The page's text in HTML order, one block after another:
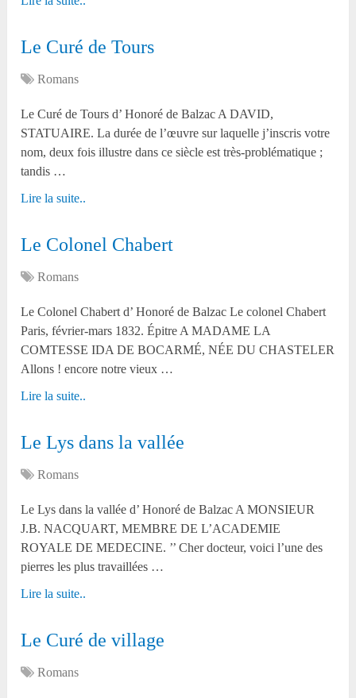
Le Curé de Tours
Romans
Le Curé de Tours d’ Honoré de Balzac A DAVID,
STATUAIRE. La durée de l’œuvre sur laquelle j’inscris votre
nom, deux fois illustre dans ce siècle est très-problématique ;
tandis …
Lire la suite..
Le Colonel Chabert
Romans
Le Colonel Chabert d’ Honoré de Balzac Le colonel Chabert
Paris, février-mars 1832. Épitre A MADAME LA
COMTESSE IDA DE BOCARMÉ, NÉE DU CHASTELER
Allons ! encore notre vieux …
Lire la suite..
Le Lys dans la vallée
Romans
Le Lys dans la vallée d’ Honoré de Balzac A MONSIEUR
J.B. NACQUART, MEMBRE DE L’ACADEMIE
ROYALE DE MEDECINE. ’’ Cher docteur, voici l’une des
pierres les plus travaillées …
Lire la suite..
Le Curé de village
Romans